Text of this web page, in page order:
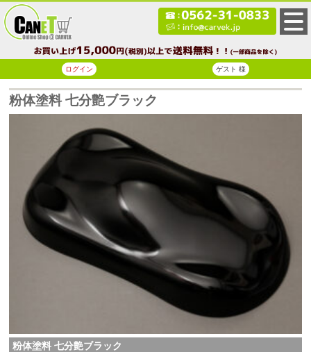
ログイン ゲスト 様
粉体塗料 七分艶ブラック
粉体塗料 七分艶ブラック